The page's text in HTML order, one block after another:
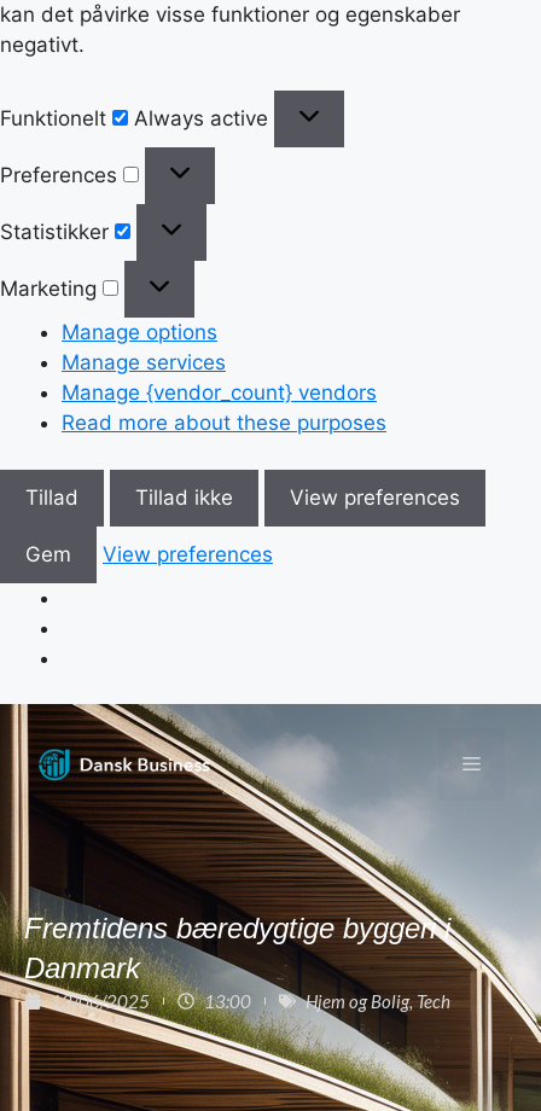
kan det påvirke visse funktioner og egenskaber
negativt.
Funktionelt Always active
Preferences
Statistikker
Marketing
Manage options
Manage services
Manage {vendor_count} vendors
Read more about these purposes
Tillad Tillad ikke View preferences
Gem View preferences
Fremtidens bæredygtige byggeri i
Danmark
13/06/2025 13:00 Hjem og Bolig,Tech